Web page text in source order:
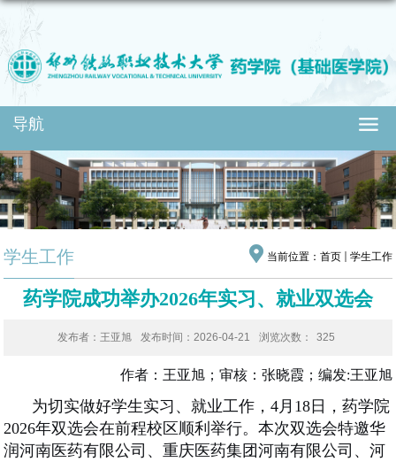
导航
当前位置： 首页 学生工作
学生工作
药学院成功举办2026年实习、就业双选会
发布者：王亚旭 发布时间：2026-04-21 浏览次数： 325
作者：王亚旭；审核：张晓霞；编发:王亚旭
为切实做好学生实习 、 就业工作，4月18日，药学院
2026年双选会在前程校区顺利举行。本次双选会特邀华
润河南医药有限公司、重庆医药集团河南有限公司、河